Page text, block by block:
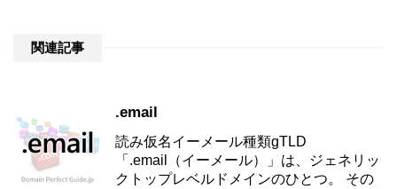
関連記事
.email
読み仮名イーメール種類gTLD
「.email（イーメール）」は、ジェネリッ
クトップレベルドメインのひとつ。 その